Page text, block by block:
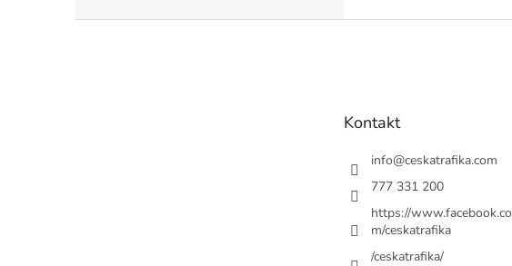
Kontakt
info@ceskatrafika.com
777 331 200
https://www.facebook.co
m/ceskatrafika
/ceskatrafika/